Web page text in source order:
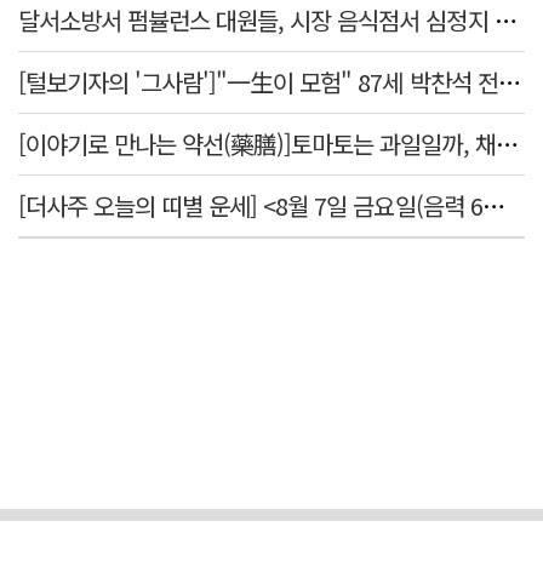
달서소방서 펌뷸런스 대원들, 시장 음식점서 심정지 환자 생명 살려
[털보기자의 '그사람']"一生이 모험" 87세 박찬석 전 경북대 총장
[이야기로 만나는 약선(藥膳)]토마토는 과일일까, 채소일까
[더사주 오늘의 띠별 운세] <8월 7일 금요일(음력 6월25일)>